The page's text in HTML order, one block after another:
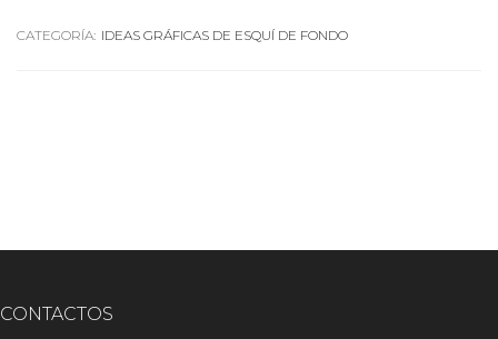
CATEGORÍA: IDEAS GRÁFICAS DE ESQUÍ DE FONDO
CONTACTOS